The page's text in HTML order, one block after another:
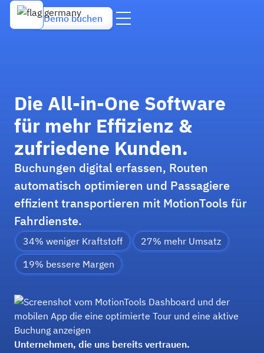
Demo buchen
Die All-in-One Software
für mehr Effizienz &
zufriedene Kunden.
Buchungen digital erfassen, Routen
automatisch optimieren und Passagiere
effizient transportieren mit MotionTools für
Fahrdienste.
34% weniger Kraftstoff
27% mehr Umsatz
19% bessere Margen
Unternehmen, die uns bereits vertrauen.